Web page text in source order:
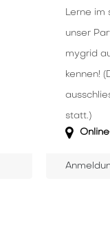
Lerne im
unser
mygrid
kennen!
statt.)